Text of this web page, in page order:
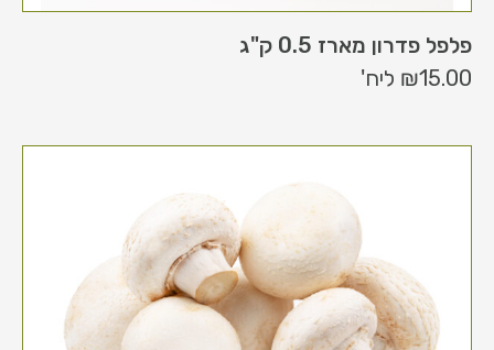
פלפל פדרון מארז 0.5 ק"ג
₪15.00 ליח'